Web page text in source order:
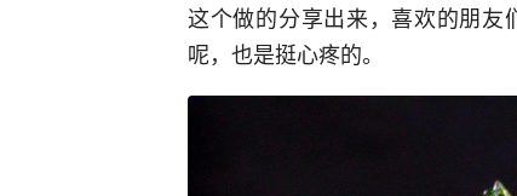
这个做的分享出来，喜欢的朋友
呢，也是挺心疼的。